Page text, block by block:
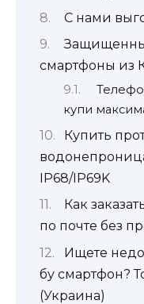
С нами
смартфоны из
купи
Купить
IP68/IP69K
Как
по почте без
Ищете
бу смартфон?
(Украина)